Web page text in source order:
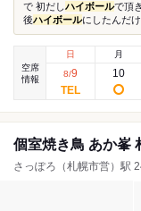
で 初だしハイボールで頂
後ハイボールにしたんだけ
空席
情報
日
8/9
月
10
個室焼き鳥 あか峯
さっぽろ（札幌市営）駅